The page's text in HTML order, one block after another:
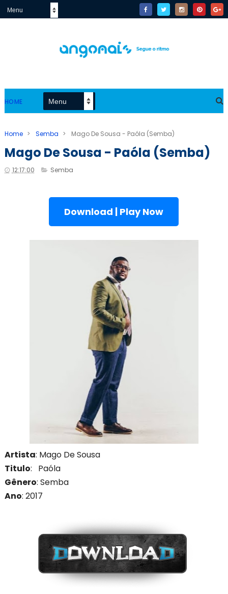
HOME
Home > Semba > Mago De Sousa - Paóla (Semba)
Mago De Sousa - Paóla (Semba)
12:17:00 Semba
Download | Play Now
Artista: Mago De Sousa
Titulo: Paóla
Gênero: Semba
Ano: 2017